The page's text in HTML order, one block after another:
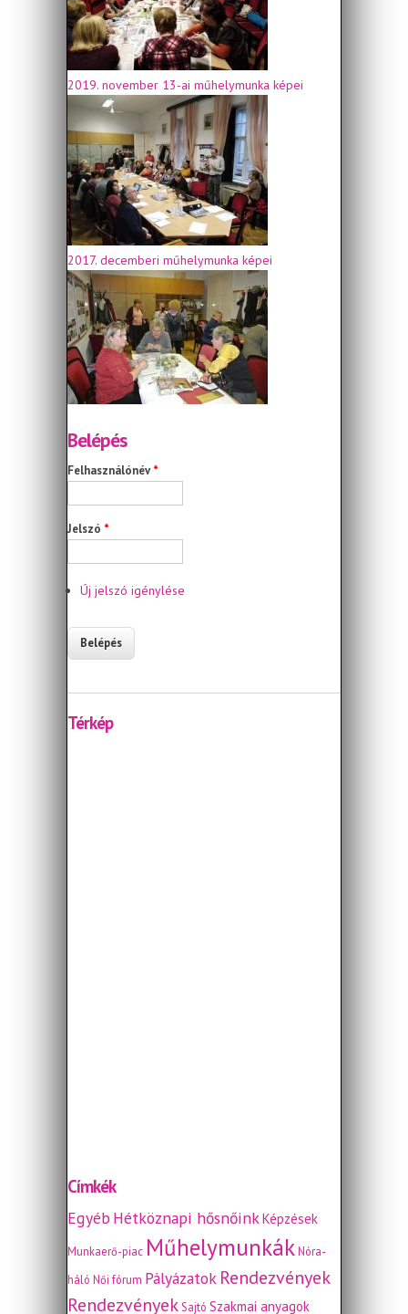
2019. november 13-ai műhelymunka képei
2017. decemberi műhelymunka képei
Belépés
Felhasználónév*
Jelszó *
Új jelszó igénylése
Térkép
Címkék
EgyébHétköznapi hősnőinkKépzések
Munkaerő-piac MűhelymunkákNóra-
háló Női fórum Pályázatok Rendezvények
RendezvényekSajtó Szakmai anyagok